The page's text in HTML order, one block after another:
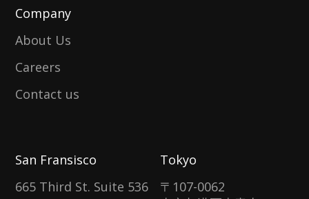
Company
About Us
Careers
Contact us
San Fransisco
665 Third St. Suite 536
Tokyo
〒107-0062